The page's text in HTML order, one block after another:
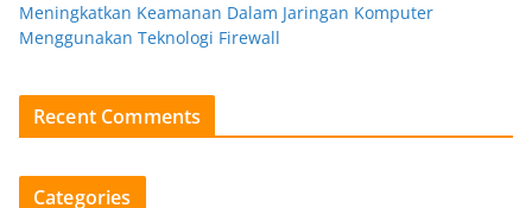
Meningkatkan Keamanan Dalam Jaringan Komputer
Menggunakan Teknologi Firewall
Recent Comments
Categories